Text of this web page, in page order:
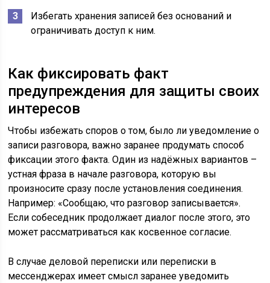
Избегать хранения записей без оснований и
ограничивать доступ к ним.
Как фиксировать факт
предупреждения для защиты своих
интересов
Чтобы избежать споров о том, было ли уведомление о
записи разговора, важно заранее продумать способ
фиксации этого факта. Один из надёжных вариантов –
устная фраза в начале разговора, которую вы
произносите сразу после установления соединения.
Например: «Сообщаю, что разговор записывается».
Если собеседник продолжает диалог после этого, это
может рассматриваться как косвенное согласие.
В случае деловой переписки или переписки в
мессенджерах имеет смысл заранее уведомить